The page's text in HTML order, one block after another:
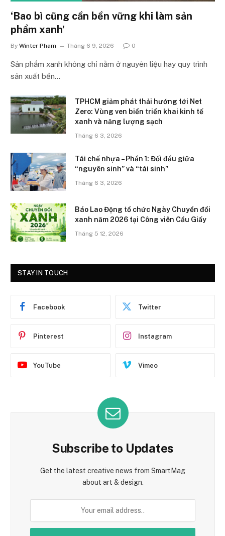
‘Bao bì cũng cần bền vững khi làm sản
phẩm xanh’
By Winter Pham Tháng 6 9, 2026 0
Sản phẩm xanh không chỉ nằm ở nguyên liệu hay quy trình
sản xuất bền…
TPHCM giảm phát thải hướng tới Net
Zero: Vùng ven biển triển khai kinh tế
xanh và năng lượng sạch
Tháng 6 3, 2026
Tái chế nhựa – Phần 1: Đối đầu giữa
“nguyên sinh” và “tái sinh”
Tháng 6 3, 2026
Báo Lao Động tổ chức Ngày Chuyển đổi
xanh năm 2026 tại Công viên Cầu Giấy
Tháng 5 12, 2026
STAY IN TOUCH
Facebook Twitter
Pinterest Instagram
YouTube Vimeo
Subscribe to Updates
Get the latest creative news from SmartMag
about art & design.